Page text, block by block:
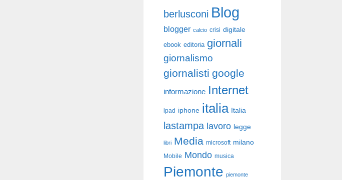
berlusconi Blog
blogger calcio crisi digitale
ebook editoria giornali
giornalismo
giornalisti google
informazione Internet
ipad iphone italia Italia
lastampa lavoro legge
libri Media microsoft milano
Mobile Mondo musica
Piemonte piemonte